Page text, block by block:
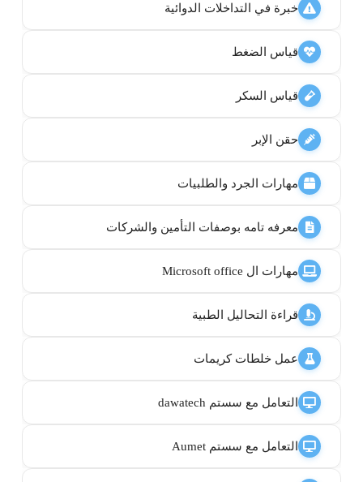
خبرة في التداخلات الدوائية
قياس الضغط
قياس السكر
حقن الإبر
مهارات الجرد والطلبيات
معرفه تامه بوصفات التأمين والشركات
مهارات ال Microsoft office
قراءة التحاليل الطبية
عمل خلطات كريمات
التعامل مع سستم dawatech
التعامل مع سستم Aumet